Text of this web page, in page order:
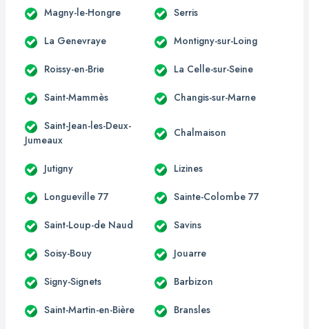
Magny-le-Hongre Serris
La Genevraye Montigny-sur-Loing
Roissy-en-Brie La Celle-sur-Seine
Saint-Mammès Changis-sur-Marne
Saint-Jean-les-Deux-
Jumeaux
Chalmaison
Jutigny Lizines
Longueville 77 Sainte-Colombe 77
Saint-Loup-de Naud Savins
Soisy-Bouy Jouarre
Signy-Signets Barbizon
Saint-Martin-en-Bière Bransles